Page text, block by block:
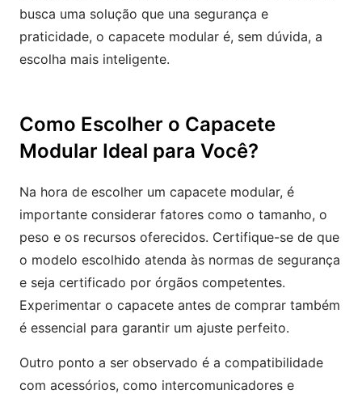
busca uma solução que una segurança e
praticidade, o capacete modular é, sem dúvida, a
escolha mais inteligente.
Como Escolher o Capacete
Modular Ideal para Você?
Na hora de escolher um capacete modular, é
importante considerar fatores como o tamanho, o
peso e os recursos oferecidos. Certifique-se de que
o modelo escolhido atenda às normas de segurança
e seja certificado por órgãos competentes.
Experimentar o capacete antes de comprar também
é essencial para garantir um ajuste perfeito.
Outro ponto a ser observado é a compatibilidade
com acessórios, como intercomunicadores e